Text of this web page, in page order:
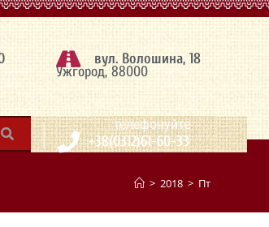
вул. Волошина, 18
Ужгород, 88000
| телефонуйте
+38(0312)61-60-33
> 2018 > Пт